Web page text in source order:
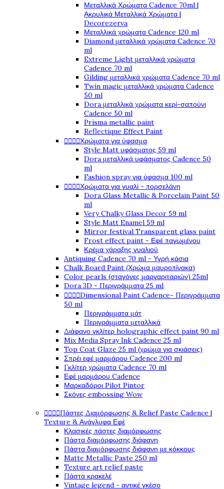
Μεταλλικά Χρώματα Cadence 70ml |
Ακρυλικά Μεταλλικά Χρώματα |
Decorezerva
Μεταλλικά χρώματα Cadence 120 ml
Diamond μεταλλικά χρώματα Cadence 70
ml
Extreme Light μεταλλικά χρώματα
Cadence 70 ml
Gilding μεταλλικά χρώματα Cadence 70 ml
Twin magic μεταλλικά χρώματα Cadence
50 ml
Dora μεταλλικά χρώματα κερί-σαπούνι
Cadence 50 ml
Prisma metallic paint
Reflectique Effect Paint
Χρώματα για ύφασμα
Style Matt υφάσματος 59 ml
Dora μεταλλικά υφάσματος Cadence 50
ml
Fashion spray για ύφασμα 100 ml
Χρώματα για γυαλί - πορσελάνη
Dora Glass Metallic & Porcelain Paint 50
ml
Very Chalky Glass Decor 59 ml
Style Matt Enamel 59 ml
Mirror festival Transparent glass paint
Frost effect paint - Εφέ παγωμένου
Κρέμα χάραξης γυαλιού
Antiquing Cadence 70 ml - Υγρή κάσια
Chalk Board Paint (Χρώμα μαυροπίνακα)
Color pearls (σταγόνες μαργαριταριών) 25ml
Dora 3D - Περιγράμματα 25 ml
Dimensional Paint Cadence- Περιγράμματα
50 ml
Περιγράμματα μάτ
Περιγράμματα μεταλλικά
Διάφανο γκλίτερ holographic effect paint 90 ml
Mix Media Spray Ink Cadence 25 ml
Top Coat Glaze 25 ml (χρώμα για σκιάσεις)
Σπρέι εφέ μαρμάρου Cadence 200 ml
Γκλίτερ χρώματα Cadence 70 ml
Εφέ μαρμάρου Cadence
Μαρκαδόροι Pilot Pintor
Σκόνες embossing Wow
Πάστες Διαμόρφωσης & Relief Paste Cadence |
Texture & Ανάγλυφα Εφέ
Κλασικές πάστες διαμόρφωσης
Πάστα διαμόρφωσης διάφανη
Πάστα διαμόρφωσης διάφανη με κόκκους
Matte Metallic Paste 250 ml
Texture art relief paste
Πάστα κρακελέ
Vintage legend - αντικέ γκέσο